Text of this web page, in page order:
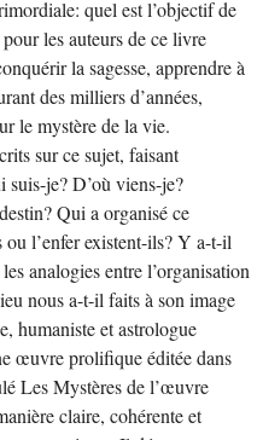
quel est l’objectif de
les auteurs de ce livre
la sagesse, apprendre à
des milliers d’années,
le mystère de la vie.
sur ce sujet, faisant
suis-je? D’où viens-je?
Qui a organisé ce
l’enfer existent-ils? Y a-t-il
analogies entre l’organisation
nous a-t-il faits à son image
humaniste et astrologue
œuvre prolifique éditée dans
Les Mystères de l’œuvre
claire, cohérente et